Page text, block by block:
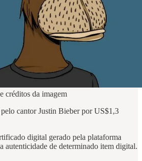
créditos da imagem
cantor Justin Bieber por US$1,3
digital gerado pela plataforma
autenticidade de determinado item digital.